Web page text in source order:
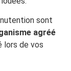
sont
agréé
lors de vos